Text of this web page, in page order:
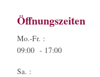
Öffnungszeiten
Mo.-Fr. :
09:00 - 17:00
Sa. :